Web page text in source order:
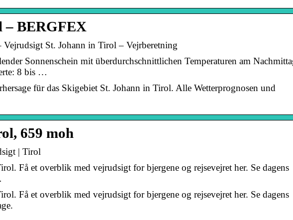
– BERGFEX
St. Johann in Tirol – Vejrberetning
Sonnenschein mit überdurchschnittlichen Temperaturen am
8 bis …
für das Skigebiet St. Johann in Tirol. Alle Wetterprognosen und
659 moh
| Tirol
Få et overblik med vejrudsigt for bjergene og rejsevejret her. Se dagens
Få et overblik med vejrudsigt for bjergene og rejsevejret her. Se dagens